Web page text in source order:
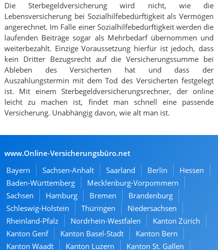
Die Sterbegeldversicherung wird nicht, wie die
Lebensversicherung bei Sozialhilfebedürftigkeit als Vermögen
angerechnet. Im Falle einer Sozialhilfebedürftigkeit werden die
laufenden Beiträge sogar als Mehrbedarf übernommen und
weiterbezahlt. Einzige Voraussetzung hierfür ist jedoch, dass
kein Dritter Bezugsrecht auf die Versicherungssumme bei
Ableben des Versicherten hat und dass der
Auszahlungstermin mit dem Tod des Versicherten festgelegt
ist. Mit einem Sterbegeldversicherungsrechner, der online
leicht zu machen ist, findet man schnell eine passende
Versicherung. Unabhängig davon, wie alt man ist.
www.Online-Versicherungsbüro.net
Bayern
Sachsen-Anhalt Saarland Berlin
Hessen
Baden-Württemberg
Mecklenburg-Vorpommern
Sachsen
Hamburg Bremen
Brandenburg
Schleswig-Holstein
Thüringen
Niedersachsen
Rheinland-Pfalz
Nordrhein-Westfalen
Kanton Zürich
Kanton Genf
Kanton Basel-Stadt
Kanton Bern
Kanton Waadt
Kanton Luzern Kanton St. Gallen